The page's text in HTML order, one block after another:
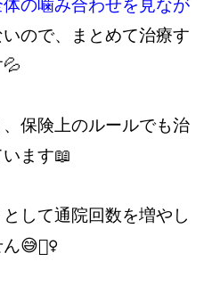
体の噛み合わせを見なが
ので、
まとめて治療す
💦
保険上のルールでも治
ます📖
して通院回数を増やし
😅🙅‍♀️